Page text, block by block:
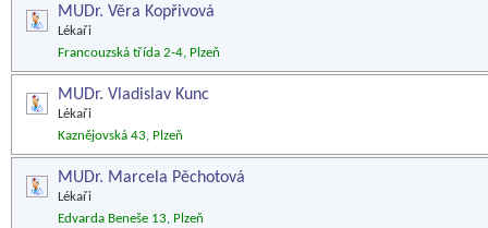
MUDr. Věra Kopřivová
Lékaři
Francouzská třída 2-4, Plzeň
MUDr. Vladislav Kunc
Lékaři
Kaznějovská 43, Plzeň
MUDr. Marcela Pěchotová
Lékaři
Edvarda Beneše 13, Plzeň